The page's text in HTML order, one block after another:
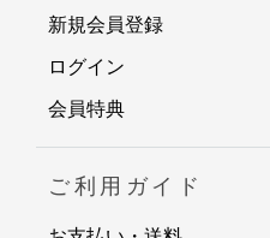
新規会員登録
ログイン
会員特典
ご利用ガイド